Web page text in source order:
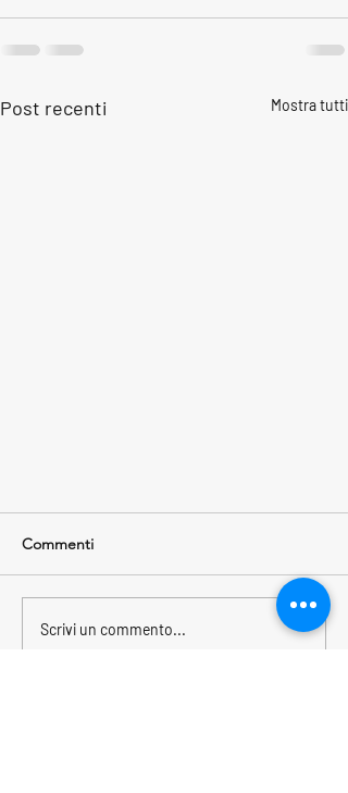
Post recenti Mostra tutti
Commenti
Scrivi un commento...